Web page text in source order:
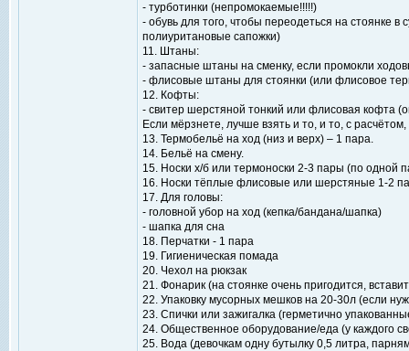
- турботинки (непромокаемые!!!!!)
- обувь для того, чтобы переодеться на стоянке в
полиуритановые сапожки)
11. Штаны:
- запасные штаны на сменку, если промокли
- флисовые штаны для стоянки (или флисовое
12. Кофты:
- свитер шерстяной тонкий или флисовая кофта
Если мёрзнете, лучше взять и то, и то, с
13. Термобельё на ход (низ и верх) – 1 пара.
14. Бельё на смену.
15. Носки х/б или термоноски 2-3 пары (по одной
16. Носки тёплые флисовые или шерстяные 1-2
17. Для головы:
- головной убор на ход (кепка/бандана/шапка)
- шапка для сна
18. Перчатки - 1 пара
19. Гигиеническая помада
20. Чехол на рюкзак
21. Фонарик (на стоянке очень пригодится,
22. Упаковку мусорных мешков на 20-30л (если
23. Спички или зажигалка (герметично
24. Общественное оборудование/еда (у каждого
25. Вода (девочкам одну бутылку 0,5 литра,